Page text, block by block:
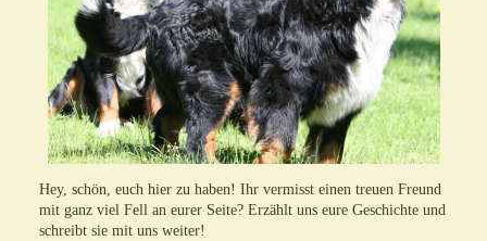
Hey, schön, euch hier zu haben! Ihr vermisst einen treuen Freund
mit ganz viel Fell an eurer Seite? Erzählt uns eure Geschichte und
schreibt sie mit uns weiter!